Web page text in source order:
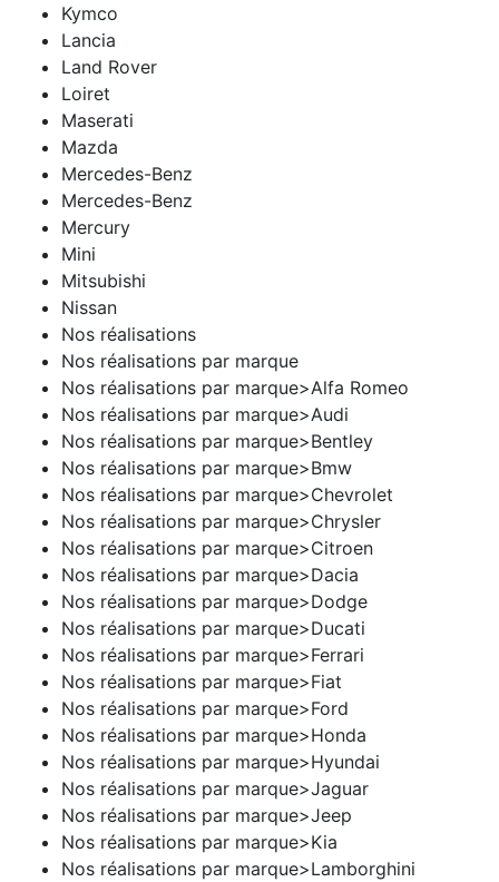
Kymco
Lancia
Land Rover
Loiret
Maserati
Mazda
Mercedes-Benz
Mercedes-Benz
Mercury
Mini
Mitsubishi
Nissan
Nos réalisations
Nos réalisations par marque
Nos réalisations par marque>Alfa Romeo
Nos réalisations par marque>Audi
Nos réalisations par marque>Bentley
Nos réalisations par marque>Bmw
Nos réalisations par marque>Chevrolet
Nos réalisations par marque>Chrysler
Nos réalisations par marque>Citroen
Nos réalisations par marque>Dacia
Nos réalisations par marque>Dodge
Nos réalisations par marque>Ducati
Nos réalisations par marque>Ferrari
Nos réalisations par marque>Fiat
Nos réalisations par marque>Ford
Nos réalisations par marque>Honda
Nos réalisations par marque>Hyundai
Nos réalisations par marque>Jaguar
Nos réalisations par marque>Jeep
Nos réalisations par marque>Kia
Nos réalisations par marque>Lamborghini